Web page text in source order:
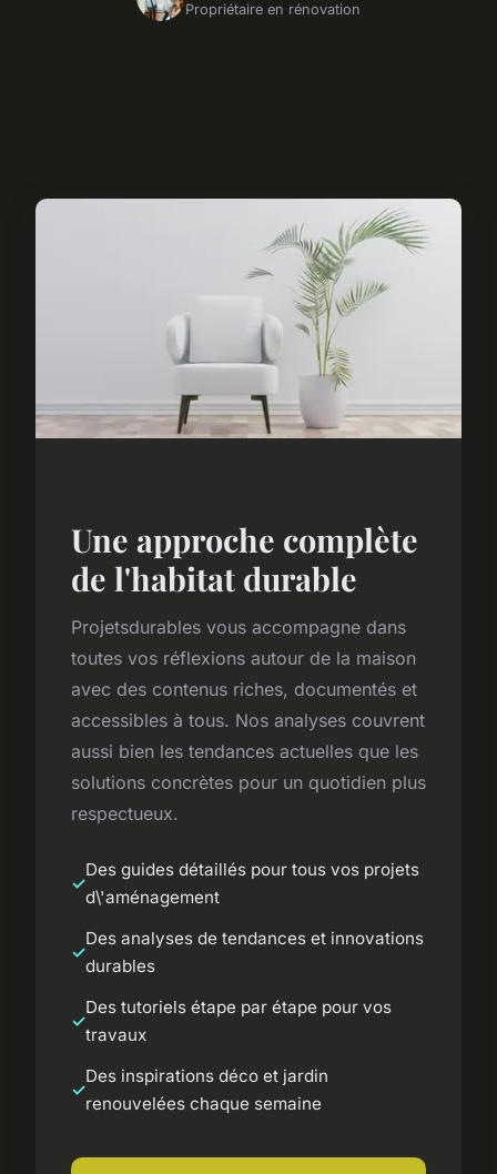
Propriétaire en rénovation
Une approche complète
de l'habitat durable
Projetsdurables vous accompagne dans
toutes vos réflexions autour de la maison
avec des contenus riches, documentés et
accessibles à tous. Nos analyses couvrent
aussi bien les tendances actuelles que les
solutions concrètes pour un quotidien plus
respectueux.
Des guides détaillés pour tous vos projets
d\'aménagement
Des analyses de tendances et innovations
durables
Des tutoriels étape par étape pour vos
travaux
Des inspirations déco et jardin
renouvelées chaque semaine